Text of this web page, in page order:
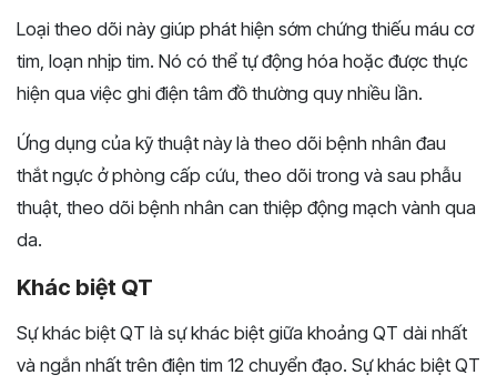
Loại theo dõi này giúp phát hiện sớm chứng thiếu máu cơ
tim, loạn nhịp tim. Nó có thể tự động hóa hoặc được thực
hiện qua việc ghi điện tâm đồ thường quy nhiều lần.
Ứng dụng của kỹ thuật này là theo dõi bệnh nhân đau
thắt ngực ở phòng cấp cứu, theo dõi trong và sau phẫu
thuật, theo dõi bệnh nhân can thiệp động mạch vành qua
da.
Khác biệt QT
Sự khác biệt QT là sự khác biệt giữa khoảng QT dài nhất
và ngắn nhất trên điện tim 12 chuyển đạo. Sự khác biệt QT